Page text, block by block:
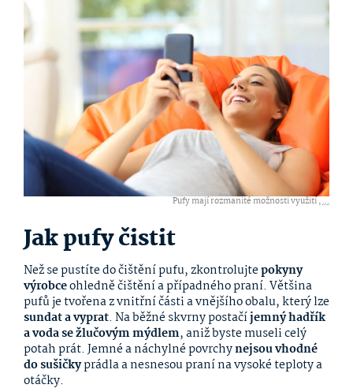
Pufy mají rozmanité možnosti využití ,...
Jak pufy čistit
Než se pustíte do čištění pufu, zkontrolujtepokyny
výrobceohledně čištění a případného praní. Většina
pufů je tvořena z vnitřní části a vnějšího obalu, který lze
sundat a vyprat. Na běžné skvrny postačíjemný hadřík
a voda se žlučovým mýdlem, aniž byste museli celý
potah prát. Jemné a náchylné povrchynejsou vhodné
do sušičkyprádla a nesnesou praní na vysoké teploty a
otáčky.